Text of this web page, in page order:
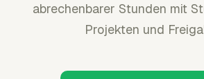
abrechenbarer Stunden mit
Projekten und